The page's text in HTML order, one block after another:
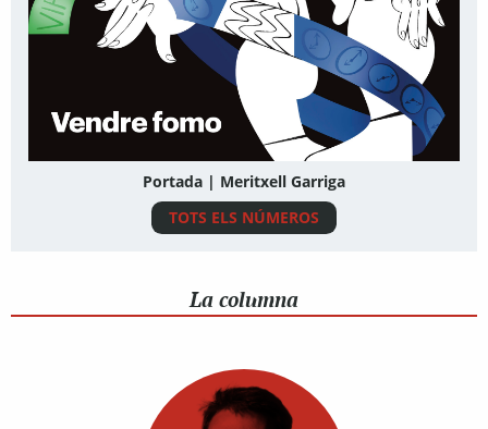
Portada | Meritxell Garriga
TOTS ELS NÚMEROS
La columna